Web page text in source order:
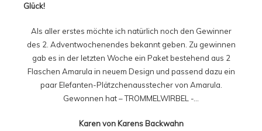
Glück!
Als aller erstes möchte ich natürlich noch den Gewinner
des 2. Adventwochenendes bekannt geben. Zu gewinnen
gab es in der letzten Woche ein Paket bestehend aus 2
Flaschen Amarula in neuem Design und passend dazu ein
paar Elefanten-Plätzchenausstecher von Amarula.
Gewonnen hat – TROMMELWIRBEL -…
Karen von Karens Backwahn